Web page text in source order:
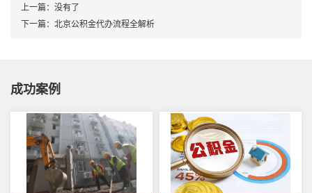
上一篇： 没有了
下一篇： 北京公积金代办流程全解析
成功案例